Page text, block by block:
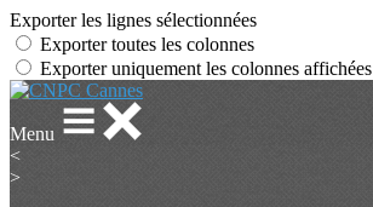
Exporter les lignes sélectionnées
Exporter toutes les colonnes
Exporter uniquement les colonnes affichées
Menu
<
>